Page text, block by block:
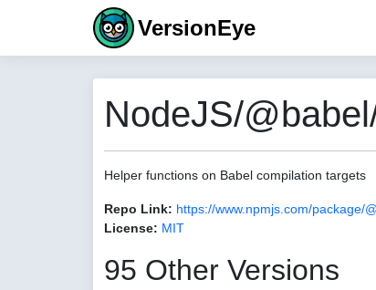
VersionEye
NodeJS/
Helper functions on Babel compilation targets
Repo Link: https://www.npmjs.com/package/
License: MIT
95 Other Versions